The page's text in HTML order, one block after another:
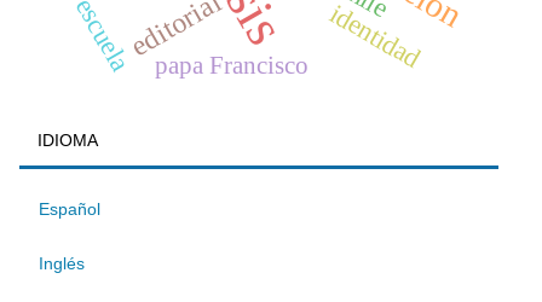
editorial
escuela identidad
papa Francisco
IDIOMA
Español
Inglés